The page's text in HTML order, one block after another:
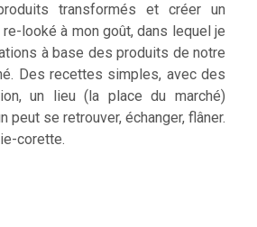
transformés et créer un
looké à mon goût, dans lequel je
à base des produits de notre
Des recettes simples, avec des
un lieu (la place du marché)
peut se retrouver, échanger, flâner.
corette.